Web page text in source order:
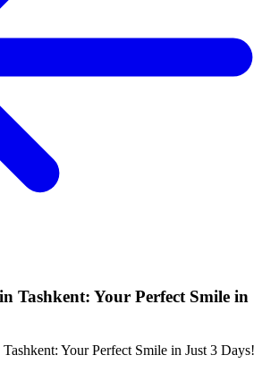
Tashkent: Your Perfect Smile in